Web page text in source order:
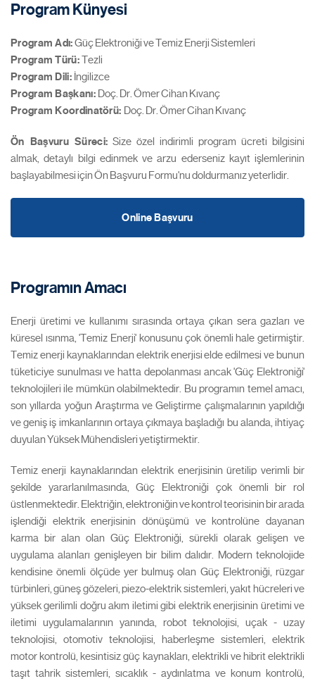
Program Künyesi
Program Adı:Güç Elektroniği ve Temiz Enerji Sistemleri
Program Türü:Tezli
Program Dili: İngilizce
Program Başkanı: Doç. Dr. Ömer Cihan Kıvanç
Program Koordinatörü: Doç. Dr. Ömer Cihan Kıvanç
Ön Başvuru Süreci: Size özel indirimli program ücreti bilgisini
almak, detaylı bilgi edinmek ve arzu ederseniz kayıt işlemlerinin
başlayabilmesi için Ön Başvuru Formu'nu doldurmanız yeterlidir.
Online Başvuru
Programın Amacı
Enerji üretimi ve kullanımı sırasında ortaya çıkan sera gazları ve
küresel ısınma, 'Temiz Enerji' konusunu çok önemli hale getirmiştir.
Temiz enerji kaynaklarından elektrik enerjisi elde edilmesi ve bunun
tüketiciye sunulması ve hatta depolanması ancak 'Güç Elektroniği'
teknolojileri ile mümkün olabilmektedir. Bu programın temel amacı,
son yıllarda yoğun Araştırma ve Geliştirme çalışmalarının yapıldığı
ve geniş iş imkanlarının ortaya çıkmaya başladığı bu alanda, ihtiyaç
duyulan Yüksek Mühendisleri yetiştirmektir.
Temiz enerji kaynaklarından elektrik enerjisinin üretilip verimli bir
şekilde yararlanılmasında, Güç Elektroniği çok önemli bir rol
üstlenmektedir. Elektriğin, elektroniğin ve kontrol teorisinin bir arada
işlendiği elektrik enerjisinin dönüşümü ve kontrolüne dayanan
karma bir alan olan Güç Elektroniği, sürekli olarak gelişen ve
uygulama alanları genişleyen bir bilim dalıdır. Modern teknolojide
kendisine önemli ölçüde yer bulmuş olan Güç Elektroniği, rüzgar
türbinleri, güneş gözeleri, piezo-elektrik sistemleri, yakıt hücreleri ve
yüksek gerilimli doğru akım iletimi gibi elektrik enerjisinin üretimi ve
iletimi uygulamalarının yanında, robot teknolojisi, uçak - uzay
teknolojisi, otomotiv teknolojisi, haberleşme sistemleri, elektrik
motor kontrolü, kesintisiz güç kaynakları, elektrikli ve hibrit elektrikli
taşıt tahrik sistemleri, sıcaklık - aydınlatma ve konum kontrolü,